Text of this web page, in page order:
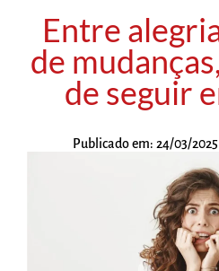
Entre
de
de seguir
Publicado em: 24/03/2025